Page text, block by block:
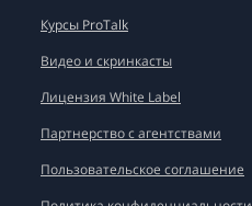
Курсы ProTalk
Видео и скринкасты
Лицензия White Label
Партнерство с агентствами
Пользовательское соглашение